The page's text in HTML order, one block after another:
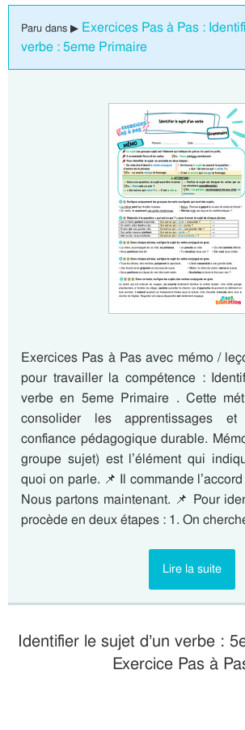
Paru dans ▶ Exercices Pas à Pas :
verbe : 5eme Primaire
Exercices Pas à Pas avec mémo /
pour travailler la compétence :
verbe en 5eme Primaire . Cette
consolider les apprentissages et
confiance pédagogique durable.
groupe sujet) est l’élément qui
quoi on parle. 📌 Il commande
Nous partons maintenant. 📌 Pour
procède en deux étapes : 1. On
Lire la suite
Identifier le sujet d’un verbe :
Exercice Pas à